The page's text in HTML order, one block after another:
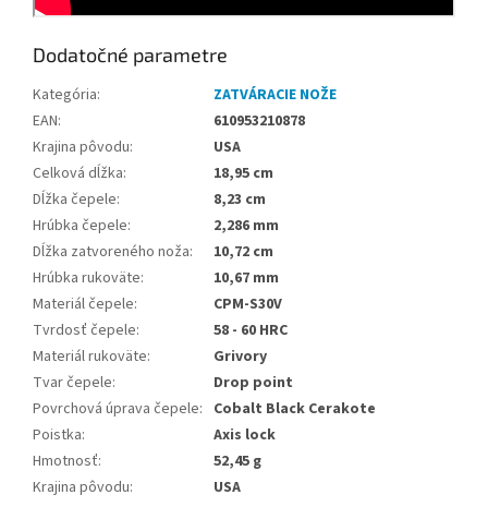
Dodatočné parametre
Kategória:
ZATVÁRACIE NOŽE
EAN:
610953210878
Krajina pôvodu:
USA
Celková dĺžka:
18,95 cm
Dĺžka čepele:
8,23 cm
Hrúbka čepele:
2,286 mm
Dĺžka zatvoreného noža:
10,72 cm
Hrúbka rukoväte:
10,67 mm
Materiál čepele:
CPM-S30V
Tvrdosť čepele:
58 - 60 HRC
Materiál rukoväte:
Grivory
Tvar čepele:
Drop point
Povrchová úprava čepele: Cobalt Black Cerakote
Poistka:
Axis lock
Hmotnosť:
52,45 g
Krajina pôvodu: USA